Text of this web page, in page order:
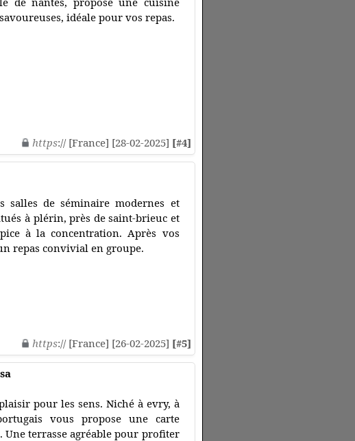
idéale pour vos repas.
https:// [France] [28-02-2025] [#4]
salles de séminaire modernes et
à plérin, près de saint-brieuc et
à la concentration. Après vos
repas convivial en groupe.
https:// [France] [26-02-2025] [#5]
pour les sens. Niché à evry, à
vous propose une carte
Une terrasse agréable pour profiter